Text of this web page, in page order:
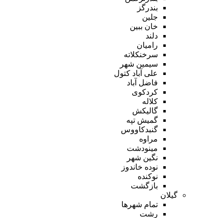
بندرگز
جلین
خان ببین
دلند
رامیان
سرخنکلاته
سیمین شهر
علی آباد کتول
فاضل آباد
کردکوی
کلاله
گالیکش
گمیش تپه
گنبدکاووس
مراوه
مینودشت
نگین شهر
نوده خاندوز
نوکنده
بازگشت
گیلان
تمام شهر‌ها
رشت